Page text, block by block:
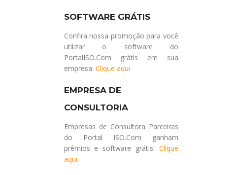
SOFTWARE GRÁTIS
Confira nossa promoção para você
utilizar o software do
PortalISO.Com grátis em sua
empresa. Clique aqui
EMPRESA DE
CONSULTORIA
Empresas de Consultora Parceiras
do Portal ISO.Com ganham
prêmios e software grátis. Clique
aqui